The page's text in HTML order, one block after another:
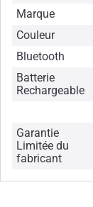
Marque
Couleur
Bluetooth
Batterie
Rechargeable
Garantie
Limitée du
fabricant